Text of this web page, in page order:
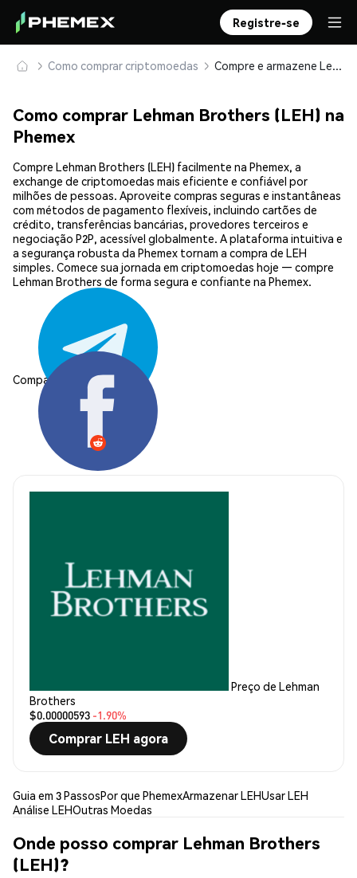
Registre-se
Como comprar criptomoedas Compre e armazene Lehman Brothers (LEH) com segurança
Como comprar Lehman Brothers (LEH) na
Phemex
Compre Lehman Brothers (LEH) facilmente na Phemex, a
exchange de criptomoedas mais eficiente e confiável por
milhões de pessoas. Aproveite compras seguras e instantâneas
com métodos de pagamento flexíveis, incluindo cartões de
crédito, transferências bancárias, provedores terceiros e
negociação P2P, acessível globalmente. A plataforma intuitiva e
a segurança robusta da Phemex tornam a compra de LEH
simples. Comece sua jornada em criptomoedas hoje — compre
Lehman Brothers de forma segura e confiante na Phemex.
Compartilhar:
Preço de Lehman
Brothers
$0.00000593 -1.90%
Comprar LEH agora
Guia em 3 PassosPor que PhemexArmazenar LEHUsar LEH
Análise LEHOutras Moedas
Onde posso comprar Lehman Brothers
(LEH)?